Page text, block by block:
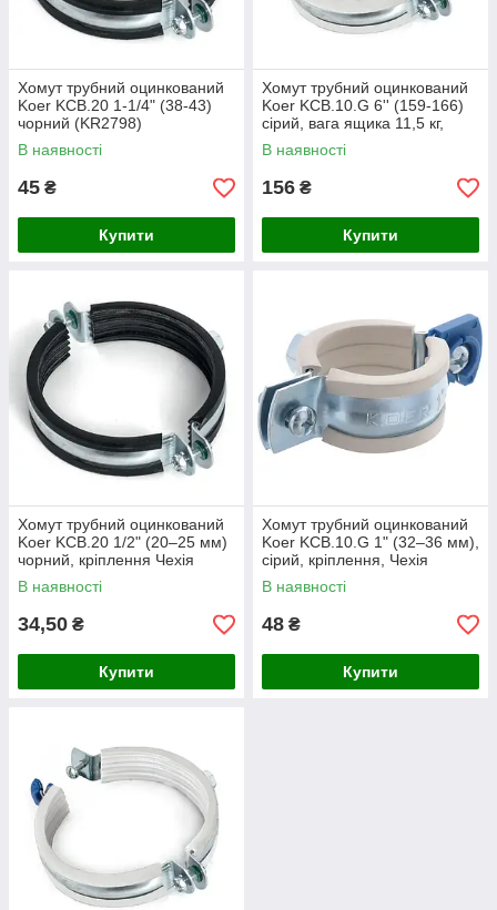
Хомут трубний оцинкований
Koer KCB.20 1-1/4" (38-43)
чорний (KR2798)
В наявності
45 ₴
Купити
Хомут трубний оцинкований
Koer KCB.10.G 6'' (159-166)
сірий, вага ящика 11,5 кг,
об'єм ящика 0,028 м³, 30
одиниць в упаковці (KR27
В наявності
156 ₴
Купити
Хомут трубний оцинкований
Koer KCB.20 1/2" (20–25 мм)
чорний, кріплення Чехія
(KR2795)
В наявності
34,50 ₴
Купити
Хомут трубний оцинкований
Koer KCB.10.G 1" (32–36 мм),
сірий, кріплення, Чехія
В наявності
48 ₴
Купити